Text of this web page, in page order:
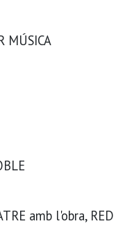
MÚSICA
amb l'obra, RED